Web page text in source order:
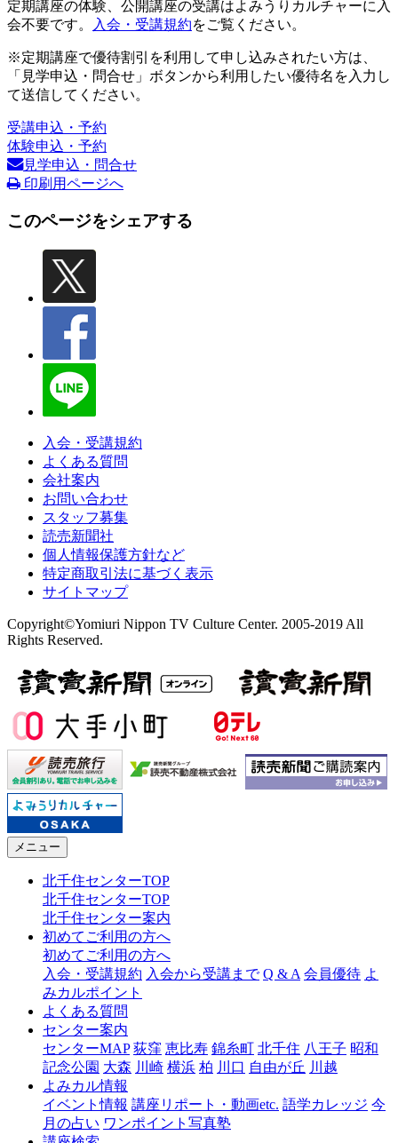
定期講座の体験、公開講座の受講はよみうりカルチャーに入
会不要です。
入会・受講規約をご覧ください。
※定期講座で優待割引を利用して申し込みされたい方は、
「見学申込・問合せ」ボタンから利用したい優待名を入力し
て送信してください。
受講申込・予約
体験申込・予約
見学申込・問合せ
印刷用ページへ
このページをシェアする
入会・受講規約
よくある質問
会社案内
お問い合わせ
スタッフ募集
読売新聞社
個人情報保護方針など
特定商取引法に基づく表示
サイトマップ
Copyright©Yomiuri Nippon TV Culture Center. 2005-2019 All
Rights Reserved.
メニュー
北千住センターTOP
北千住センターTOP
北千住センター案内
初めてご利用の方へ
初めてご利用の方へ
入会・受講規約 入会から受講まで Q & A 会員優待 よ
みカルポイント
よくある質問
センター案内
センターMAP 荻窪 恵比寿 錦糸町 北千住 八王子 昭和
記念公園 大森 川崎 横浜 柏 川口 自由が丘 川越
よみカル情報
イベント情報 講座リポート・動画etc. 語学カレッジ 今
月の占い ワンポイント写真塾